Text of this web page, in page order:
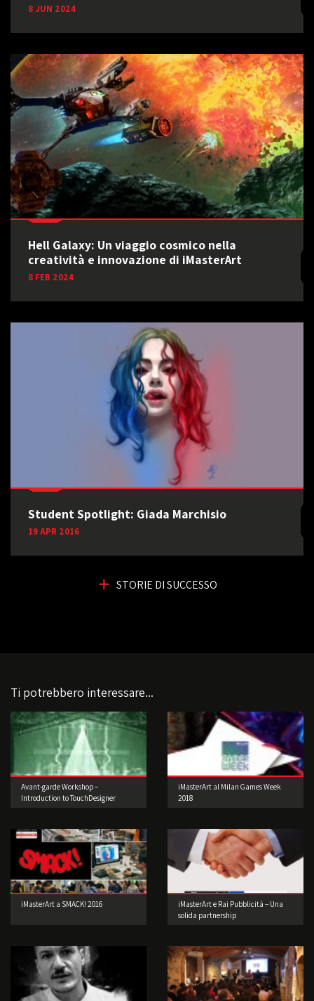
8 JUN 2024
Hell Galaxy: Un viaggio cosmico nella
creatività e innovazione di iMasterArt
8 FEB 2024
Student Spotlight: Giada Marchisio
19 APR 2016
STORIE DI SUCCESSO
Ti potrebbero interessare...
Avant-garde Workshop –
Introduction to TouchDesigner
iMasterArt al Milan Games Week
2018
iMasterArt a SMACK! 2016
iMasterArt e Rai Pubblicità – Una
solida partnership